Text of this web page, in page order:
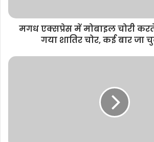
मगध एक्सप्रेस में मोबाइल चोरी
गया शातिर चोर, कई बार जा